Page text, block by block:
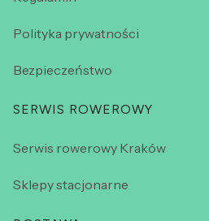
Polityka prywatności
Bezpieczeństwo
SERWIS ROWEROWY
Serwis rowerowy Kraków
Sklepy stacjonarne